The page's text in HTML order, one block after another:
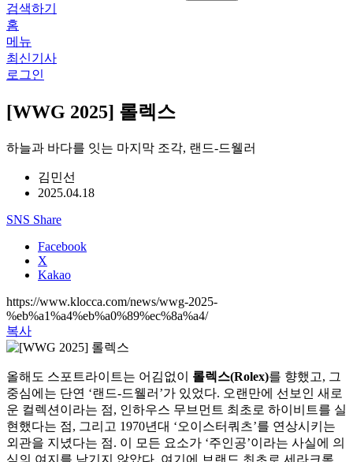
검색하기
홈
메뉴
최신기사
로그인
[WWG 2025] 롤렉스
하늘과 바다를 잇는 마지막 조각, 랜드-드웰러
김민선
2025.04.18
SNS Share
Facebook
X
Kakao
https://www.klocca.com/news/wwg-2025-
%eb%a1%a4%eb%a0%89%ec%8a%a4/
복사
올해도 스포트라이트는 어김없이 롤렉스(Rolex)를 향했고, 그
중심에는 단연 ‘랜드-드웰러’가 있었다. 오랜만에 선보인 새로
운 컬렉션이라는 점, 인하우스 무브먼트 최초로 하이비트를 실
현했다는 점, 그리고 1970년대 ‘오이스터쿼츠’를 연상시키는
외관을 지녔다는 점. 이 모든 요소가 ‘주인공’이라는 사실에 의
심의 여지를 남기지 않았다. 여기에 브랜드 최초로 세라크롬